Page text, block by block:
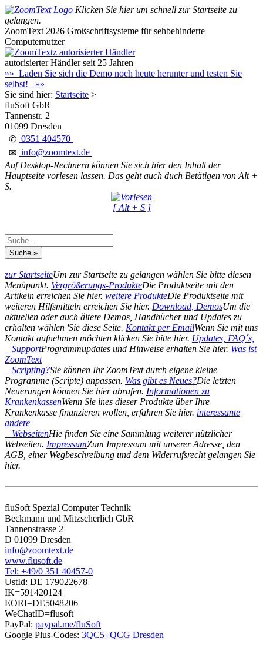
Klicken Sie hier um schnell zur Startseite zu
gelangen.
ZoomText 2026 Großschriftsysteme für sehbehinderte
Computernutzer
autorisierter Händler seit 25 Jahren
»» Laden Sie sich die Demo noch heute herunter und testen Sie
selbst! »»
Sie sind hier: Startseite >
fluSoft GbR
Tannenstr. 2
01099 Dresden
✆ 0351 404570
✉ info@zoomtext.de
Auf Desktop-Rechnern können Sie sich hier den Inhalt der
Hauptseite vorlesen lassen. Das geht auch duch Betätigen von Alt +
S.
[ Alt + S ]
zur StartseiteUm zur Startseite zu gelangen wählen Sie bitte diesen
Menüpunkt. Vergrößerungs-ProdukteDie Produktseite mit den
Artikeln erreichen Sie hier. weitere ProdukteDie Produktseite mit
weiteren Hilfsmitteln erreichen Sie hier. Download, DemosUm die
aktuellen oder auch ältere Demos, Handbücher und Updates zu
erhalten wählen 'Sie diese Seite. Kontakt per EmailWenn Sie mit uns
Kontakt aufnehmen möchten klicken Sie bitte hier. Updates, FAQ´s,
SupportProgrammupdates und Hinweise erhalten Sie hier. Was ist
ZoomText
Scripting?Sie können Ihr ZoomText durch eigene kleine
Programme (Scripte) anpassen. Was gibt es Neues?Die letzten
Neuerungen können Sie hier abrufen. Informationen zu
KrankenkassenWenn Sie ines dieser Produkte über Ihre
Krankenkasse finanzieren wollen, erfahren Sie hier. interessante
andere
WebseitenHie finden Sie eine Sammlung weiterer nützlicher
Webseiten. ImpressumZum Impressum mit unserer Adresse, den
AGB, einer Wegbeschreibung und dem Widerrufsrecht gelangen Sie
hier.
fluSoft Spezial Computer Technik
Beckmann und Mitzscherlich GbR
Tannenstrasse 2
D 01099 Dresden
info@zoomtext.de
www.flusoft.de
Tel: +49/0 351 40457-0
UstId: DE 179022678
IK=591420124
EORI=DE5048206
WeChatID=flusoft
PayPal: paypal.me/fluSoft
Google Plus-Codes: 3QC5+QCG Dresden